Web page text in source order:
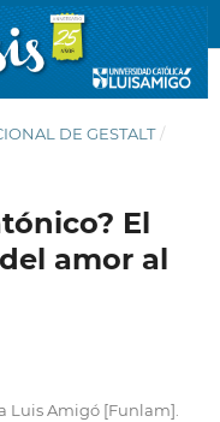
DE GESTALT /
El
amor al
Luis Amigó [Funlam].